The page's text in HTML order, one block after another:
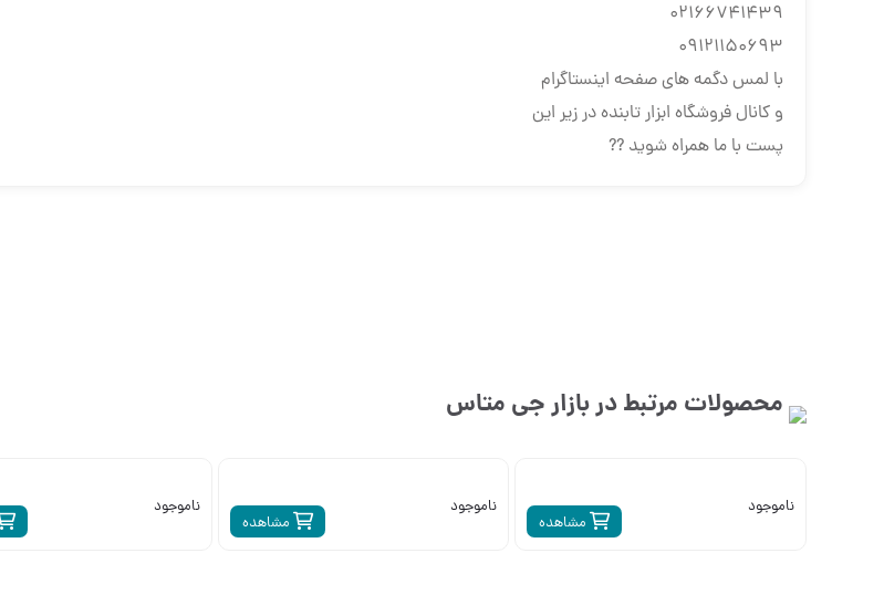
02166741439
09121150693
با لمس دگمه های صفحه اینستاگرام
و کانال فروشگاه ابزار تابنده در زیر این
پست با ما همراه شوید ??
محصولات مرتبط در بازارجی متاس
مشاهده
ناموجود
مشاهده
ناموجود ناموجود